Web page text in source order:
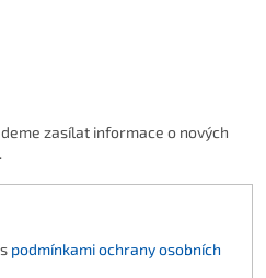
zasílat informace o nových
podmínkami ochrany osobních